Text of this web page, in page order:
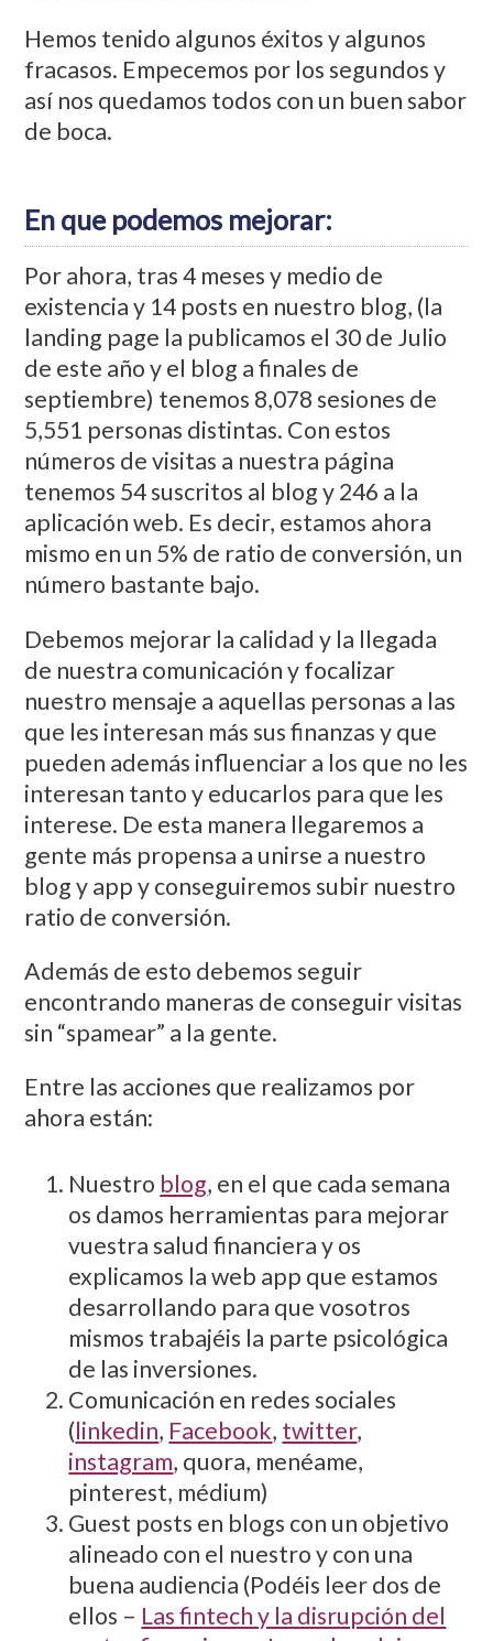
Hemos tenido algunos éxitos y algunos
fracasos. Empecemos por los segundos y
así nos quedamos todos con un buen sabor
de boca.
En que podemos mejorar:
Por ahora, tras 4 meses y medio de
existencia y 14 posts en nuestro blog, (la
landing page la publicamos el 30 de Julio
de este año y el blog a finales de
septiembre) tenemos 8,078 sesiones de
5,551 personas distintas. Con estos
números de visitas a nuestra página
tenemos 54 suscritos al blog y 246 a la
aplicación web. Es decir, estamos ahora
mismo en un 5% de ratio de conversión, un
número bastante bajo.
Debemos mejorar la calidad y la llegada
de nuestra comunicación y focalizar
nuestro mensaje a aquellas personas a las
que les interesan más sus finanzas y que
pueden además influenciar a los que no les
interesan tanto y educarlos para que les
interese. De esta manera llegaremos a
gente más propensa a unirse a nuestro
blog y app y conseguiremos subir nuestro
ratio de conversión.
Además de esto debemos seguir
encontrando maneras de conseguir visitas
sin “spamear” a la gente.
Entre las acciones que realizamos por
ahora están:
Nuestro blog, en el que cada semana
os damos herramientas para mejorar
vuestra salud financiera y os
explicamos la web app que estamos
desarrollando para que vosotros
mismos trabajéis la parte psicológica
de las inversiones.
Comunicación en redes sociales
(linkedin, Facebook, twitter,
instagram, quora, menéame,
pinterest, médium)
Guest posts en blogs con un objetivo
alineado con el nuestro y con una
buena audiencia (Podéis leer dos de
ellos – Las fintech y la disrupción del